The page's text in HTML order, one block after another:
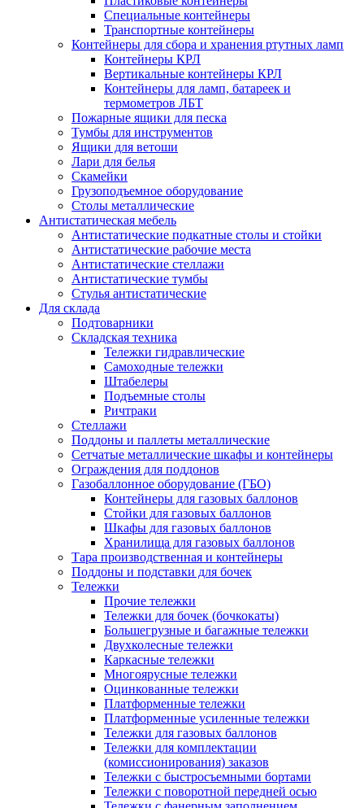
Специальные контейнеры
Транспортные контейнеры
Контейнеры для сбора и хранения ртутных ламп
Контейнеры КРЛ
Вертикальные контейнеры КРЛ
Контейнеры для ламп, батареек и
термометров ЛБТ
Пожарные ящики для песка
Тумбы для инструментов
Ящики для ветоши
Лари для белья
Скамейки
Грузоподъемное оборудование
Столы металлические
Антистатическая мебель
Антистатические подкатные столы и стойки
Антистатические рабочие места
Антистатические стеллажи
Антистатические тумбы
Стулья антистатические
Для склада
Подтоварники
Складская техника
Тележки гидравлические
Самоходные тележки
Штабелеры
Подъемные столы
Ричтраки
Стеллажи
Поддоны и паллеты металлические
Сетчатые металлические шкафы и контейнеры
Ограждения для поддонов
Газобаллонное оборудование (ГБО)
Контейнеры для газовых баллонов
Стойки для газовых баллонов
Шкафы для газовых баллонов
Хранилища для газовых баллонов
Тара производственная и контейнеры
Поддоны и подставки для бочек
Тележки
Прочие тележки
Тележки для бочек (бочкокаты)
Большегрузные и багажные тележки
Двухколесные тележки
Каркасные тележки
Многоярусные тележки
Оцинкованные тележки
Платформенные тележки
Платформенные усиленные тележки
Тележки для газовых баллонов
Тележки для комплектации
(комиссионирования) заказов
Тележки с быстросъемными бортами
Тележки с поворотной передней осью